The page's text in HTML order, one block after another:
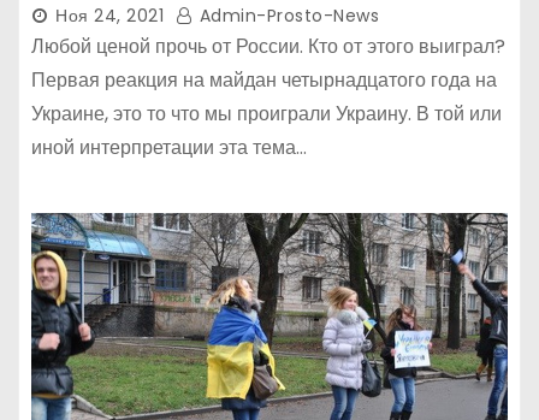
Ноя 24, 2021 Admin-Prosto-News
Любой ценой прочь от России. Кто от этого выиграл?
Первая реакция на майдан четырнадцатого года на
Украине, это то что мы проиграли Украину. В той или
иной интерпретации эта тема…